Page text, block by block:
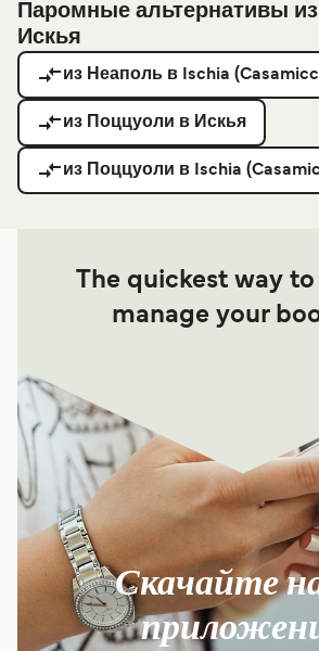
Паромные альтернативы
Искья
из Неаполь в Ischia
из Поццуоли в Искья
из Поццуоли в Ischia
The quickest way
manage your
Скачайте